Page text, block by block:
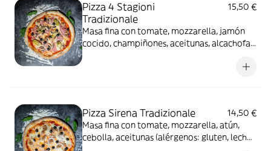
Pizza 4 Stagioni
Tradizionale
15,50 €
Masa fina con tomate, mozzarella, jamón
cocido, champiñones, aceitunas, alcachofas
Pizza Sirena Tradizionale
14,50 €
Masa fina con tomate, mozzarella, atún,
cebolla, aceitunas (alérgenos: gluten, leche